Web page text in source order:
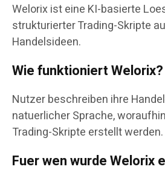
Welorix ist eine KI-basierte
strukturierter Trading-Skripte
Handelsideen.
Wie funktioniert Welorix?
Nutzer beschreiben ihre
natuerlicher Sprache,
Trading-Skripte erstellt werden.
Fuer wen wurde Welorix